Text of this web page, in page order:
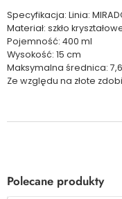
Specyfikacja: Linia:
Materiał: szkło
Pojemność: 400 ml
Wysokość: 15 cm
Maksymalna średnica:
Ze względu na złote
Polecane produkty